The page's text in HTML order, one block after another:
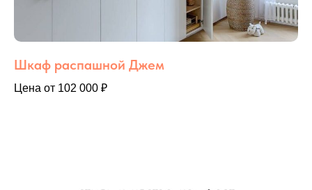
Шкаф распашной Джем
Цена от 102 000 ₽